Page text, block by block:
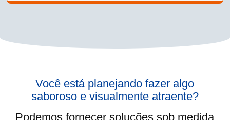
Você está planejando fazer algo
saboroso e visualmente atraente?
Podemos fornecer soluções sob medida